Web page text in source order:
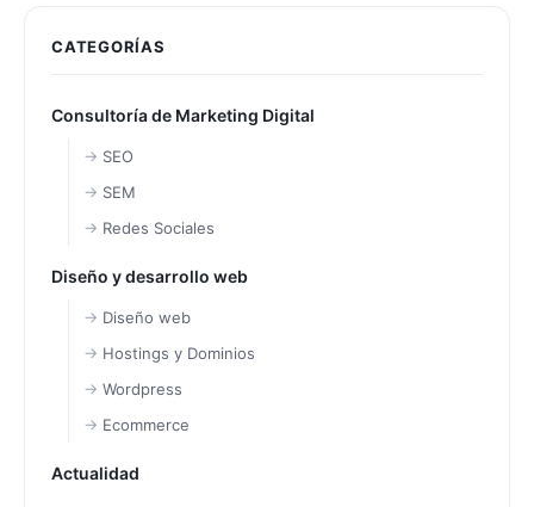
CATEGORÍAS
Consultoría de Marketing Digital
SEO
SEM
Redes Sociales
Diseño y desarrollo web
Diseño web
Hostings y Dominios
Wordpress
Ecommerce
Actualidad